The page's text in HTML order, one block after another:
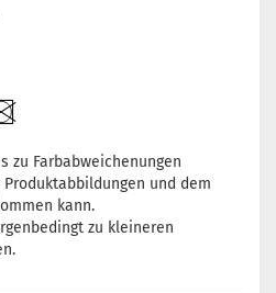
zu Farbabweichenungen
und dem
kann.
zu kleineren